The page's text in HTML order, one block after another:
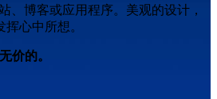
、博客或应用程序。美观的设计，
心中所想。
价的。